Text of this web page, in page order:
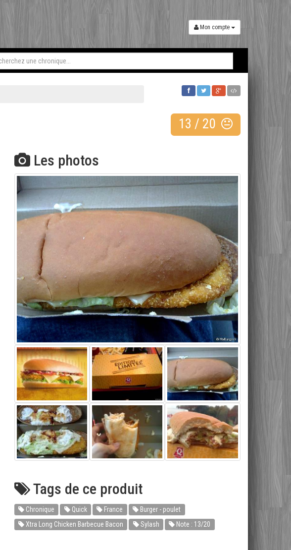
Mon compte
13 / 20
Les photos
Tags de ce produit
Chronique Quick France
Burger - poulet
Xtra Long Chicken Barbecue Bacon
Sylash Note : 13/20